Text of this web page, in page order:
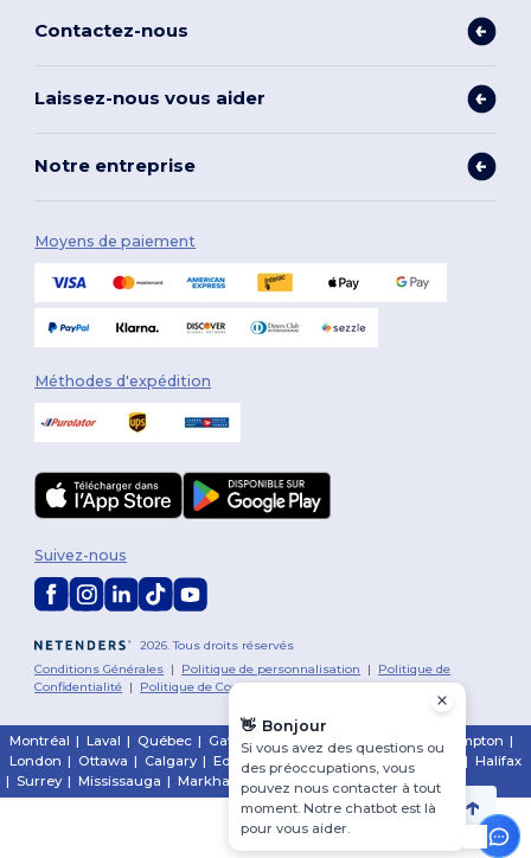
Contactez-nous
Laissez-nous vous aider
Notre entreprise
Moyens de paiement
Méthodes d'expédition
2026. Tous droits réservés
Conditions Générales | Politique de personnalisation | Politique de
Confidentialité | Politique de Cookies|Plan du Site
Suivez-nous
Montréal | Laval | Québec | Gatineau Hamilton Toronto Brampton |
London | Ottawa | Calgary | Edmonton | Vancouver | Halifax
| Surrey | Mississauga | Markham
👋 Bonjour
Si vous avez des questions ou
des préoccupations, vous
pouvez nous contacter à tout
moment. Notre chatbot est là
pour vous aider.